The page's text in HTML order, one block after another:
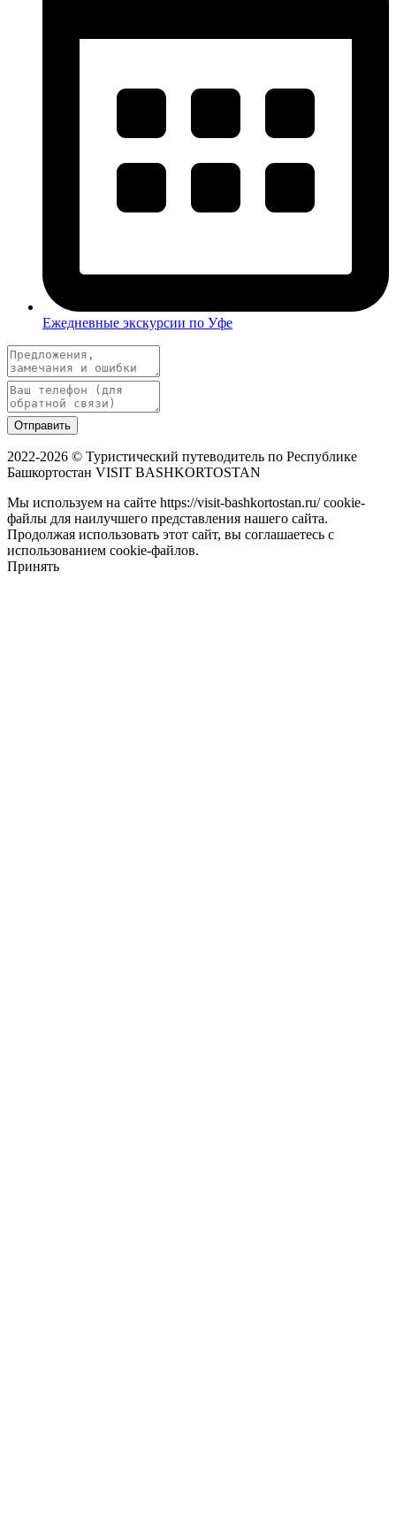
Ежедневные экскурсии по Уфе
Отправить
2022-2026 © Туристический путеводитель по Республике
Башкортостан VISIT BASHKORTOSTAN
Мы используем на сайте https://visit-bashkortostan.ru/ cookie-
файлы для наилучшего представления нашего сайта.
Продолжая использовать этот сайт, вы соглашаетесь с
использованием cookie-файлов.
Принять